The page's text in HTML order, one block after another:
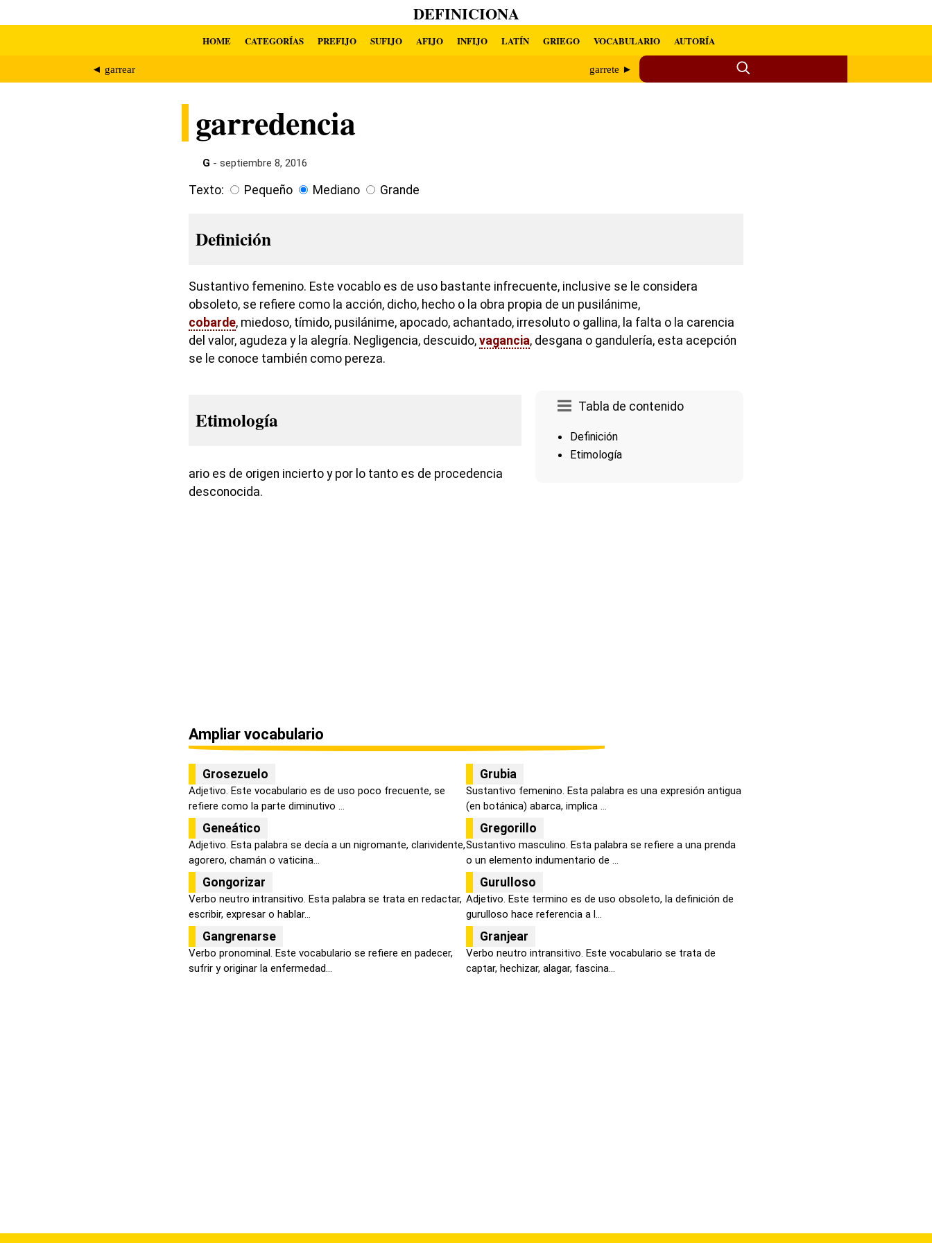
DEFINICIONA
HOME CATEGORÍAS PREFIJO SUFIJO AFIJO INFIJO LATÍN GRIEGO VOCABULARIO AUTORÍA
◄ garrear garrete ►
garredencia
G - septiembre 8, 2016
Texto: Pequeño Mediano Grande
Definición
Sustantivo femenino. Este vocablo es de uso bastante infrecuente, inclusive se le considera
obsoleto, se refiere como la acción, dicho, hecho o la obra propia de un pusilánime,
cobarde, miedoso, tímido, pusilánime, apocado, achantado, irresoluto o gallina, la falta o la carencia
del valor, agudeza y la alegría. Negligencia, descuido, vagancia, desgana o gandulería, esta acepción
se le conoce también como pereza.
Tabla de contenido
Definición
Etimología
Etimología
ario es de origen incierto y por lo tanto es de procedencia
desconocida.
Ampliar vocabulario
Grosezuelo
Adjetivo. Este vocabulario es de uso poco frecuente, se
refiere como la parte diminutivo ...
Grubia
Sustantivo femenino. Esta palabra es una expresión antigua
(en botánica) abarca, implica ...
Geneático
Adjetivo. Esta palabra se decía a un nigromante, clarividente,
agorero, chamán o vaticina...
Gregorillo
Sustantivo masculino. Esta palabra se refiere a una prenda
o un elemento indumentario de ...
Gongorizar
Verbo neutro intransitivo. Esta palabra se trata en redactar,
escribir, expresar o hablar...
Gurulloso
Adjetivo. Este termino es de uso obsoleto, la definición de
gurulloso hace referencia a l...
Gangrenarse
Verbo pronominal. Este vocabulario se refiere en padecer,
sufrir y originar la enfermedad...
Granjear
Verbo neutro intransitivo. Este vocabulario se trata de
captar, hechizar, alagar, fascina...